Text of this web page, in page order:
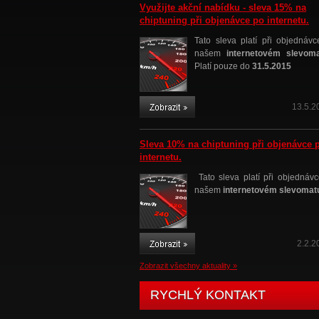
Využijte akční nabídku - sleva 15% na
chiptuning při objenávce po internetu.
Tato sleva platí při
našem internetovém
Platí pouze do 31.5.2015
Sleva 10% na chiptuning při objenávce
internetu.
Tato sleva platí při
našem internetovém
Zobrazit všechny aktuality »
RYCHLÝ KONTAKT